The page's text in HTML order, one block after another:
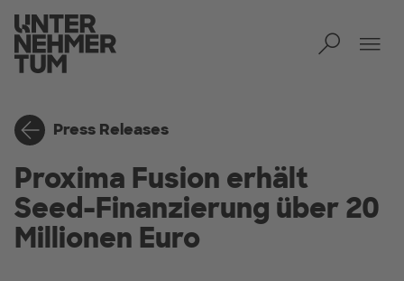
Press Releases
Proxima Fusion erhält
Seed-Finanzierung über 20
Millionen Euro